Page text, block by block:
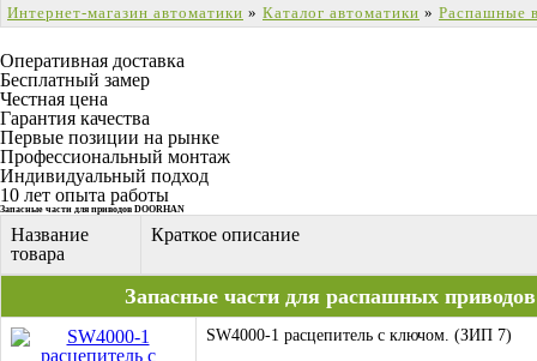
Интернет-магазин автоматики » Каталог автоматики » Распашные
Оперативная доставка
Бесплатный замер
Честная цена
Гарантия качества
Первые позиции на рынке
Профессиональный монтаж
Индивидуальный подход
10 лет опыта работы
Запасные части для приводов DOORHAN
Название
товара
Краткое описание
Запасные части для распашных
SW4000-1 расцепитель с ключом. (ЗИП 7)